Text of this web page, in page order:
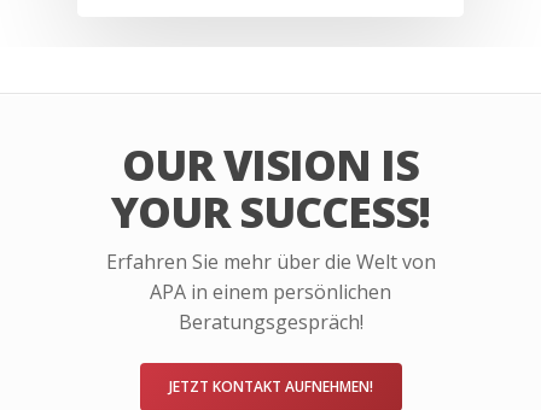
OUR VISION IS
YOUR SUCCESS!
Erfahren Sie mehr über die Welt von
APA in einem persönlichen
Beratungsgespräch!
JETZT KONTAKT AUFNEHMEN!